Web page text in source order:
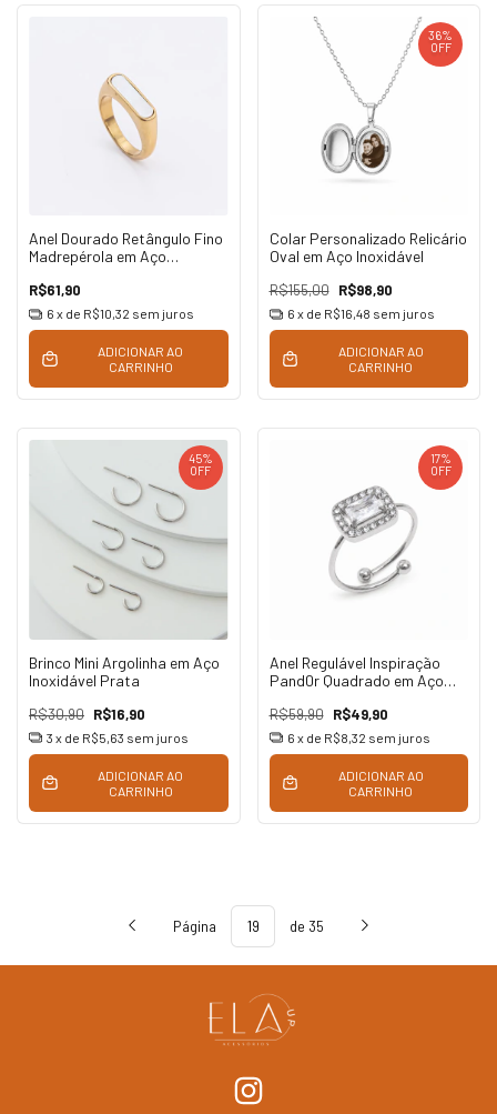
Anel Dourado Retângulo Fino
Madrepérola em Aço
R$61,90
6 x de R$10,32 sem juros
ADICIONAR AO
CARRINHO
36%
OFF
Colar Personalizado Relicário
Oval em Aço Inoxidável
R$155,00 R$98,90
6 x de R$16,48 sem juros
ADICIONAR AO
CARRINHO
45%
OFF
Brinco Mini Argolinha em Aço
Inoxidável Prata
R$30,90 R$16,90
3 x de R$5,63 sem juros
ADICIONAR AO
CARRINHO
17%
OFF
Anel Regulável Inspiração
Pand0r Quadrado em Aço
R$59,90 R$49,90
6 x de R$8,32 sem juros
ADICIONAR AO
CARRINHO
Página de 35